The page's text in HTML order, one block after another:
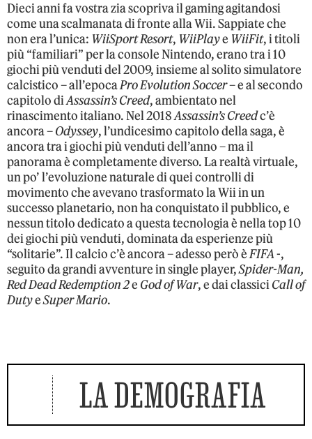
Dieci anni fa vostra zia scopriva il gaming agitandosi
come una scalmanata di fronte alla Wii. Sappiate che
non era l’unica: WiiSport Resort, WiiPlaye WiiFit, i titoli
più “familiari” per la console Nintendo, erano tra i 10
giochi più venduti del 2009, insieme al solito simulatore
calcistico – all’epocaPro Evolution Soccer– e al secondo
capitolo diAssassin’s Creed, ambientato nel
rinascimento italiano. Nel 2018Assassin’s Creedc’è
ancora –Odyssey, l’undicesimo capitolo della saga, è
ancora tra i giochi più venduti dell’anno – ma il
panorama è completamente diverso. La realtà virtuale,
un po’ l’evoluzione naturale di quei controlli di
movimento che avevano trasformato la Wii in un
successo planetario, non ha conquistato il pubblico, e
nessun titolo dedicato a questa tecnologia è nella top 10
dei giochi più venduti, dominata da esperienze più
“solitarie”. Il calcio c’è ancora – adesso però èFIFA-,
seguito da grandi avventure in single player,Spider-Man,
Red Dead Redemption 2e God of War, e dai classiciCall of
DutyeSuper Mario.
LA DEMOGRAFIA